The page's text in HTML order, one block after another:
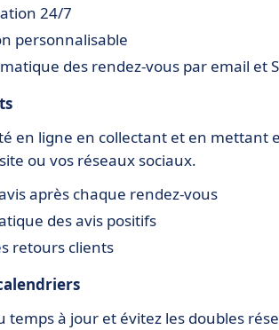
24/7
personnalisable
des rendez-vous par email et
en ligne en collectant et en mettant
ou vos réseaux sociaux.
après chaque rendez-vous
des avis positifs
retours clients
temps à jour et évitez les doubles